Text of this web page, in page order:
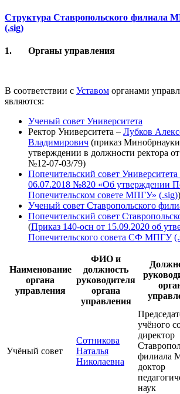
Структура Ставропольского филиала
(.sig)
1. Органы управления
В соответствии с Уставом органами
являются:
Ученый совет Университета
Ректор Университета – Лубков
Владимирович (приказ
утверждении в должности ректора
№12-07-03/79)
Попечительский совет Университета
06.07.2018 №820 «Об утверждении
Попечительском совете МПГУ» (.sig))
Ученый совет Ставропольского
Попечительский совет
(Приказ 140-осн от 15.09.2020 об
Попечительского совета СФ МПГУ
Наименование
органа
управления
ФИО и
должность
руководителя
органа
управления
Учёный совет
Сотникова
Наталья
Николаевна
учёного
директор
филиала
доктор
наук